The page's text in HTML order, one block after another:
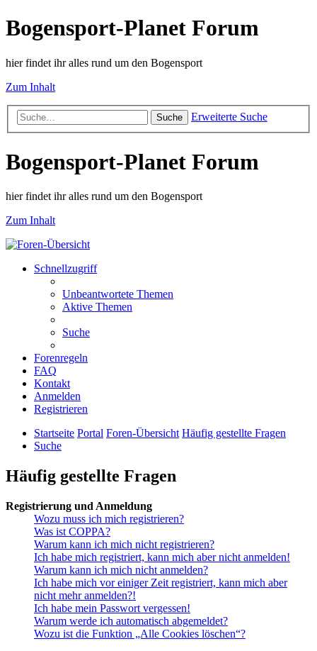
Bogensport-Planet Forum
hier findet ihr alles rund um den Bogensport
Zum Inhalt
Suche Erweiterte Suche
Bogensport-Planet Forum
hier findet ihr alles rund um den Bogensport
Zum Inhalt
Schnellzugriff
Unbeantwortete Themen
Aktive Themen
Suche
Forenregeln
FAQ
Kontakt
Anmelden
Registrieren
Startseite Portal Foren-Übersicht Häufig gestellte Fragen
Suche
Häufig gestellte Fragen
Registrierung und Anmeldung
Wozu muss ich mich registrieren?
Was ist COPPA?
Warum kann ich mich nicht registrieren?
Ich habe mich registriert, kann mich aber nicht anmelden!
Warum kann ich mich nicht anmelden?
Ich habe mich vor einiger Zeit registriert, kann mich aber
nicht mehr anmelden?!
Ich habe mein Passwort vergessen!
Warum werde ich automatisch abgemeldet?
Wozu ist die Funktion „Alle Cookies löschen“?